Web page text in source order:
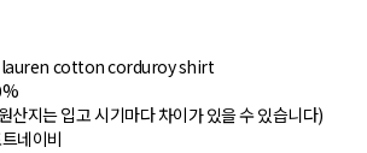
lauren cotton corduroy shirt
산지는 입고 시기마다 차이가 있을 수 있습니다)
네이비